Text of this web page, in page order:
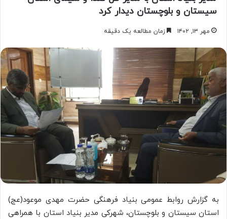
سیستان و بلوچستان دیدار کرد
مهر ۱۳, ۱۴۰۲ زمان مطالعه یک دقیقه
به گزارش روابط عمومی بنیاد فرهنگی حضرت مهدی موعود(عج)
استان سیستان و بلوچستان، شهرکی مدیر بنیاد استان با همراهی